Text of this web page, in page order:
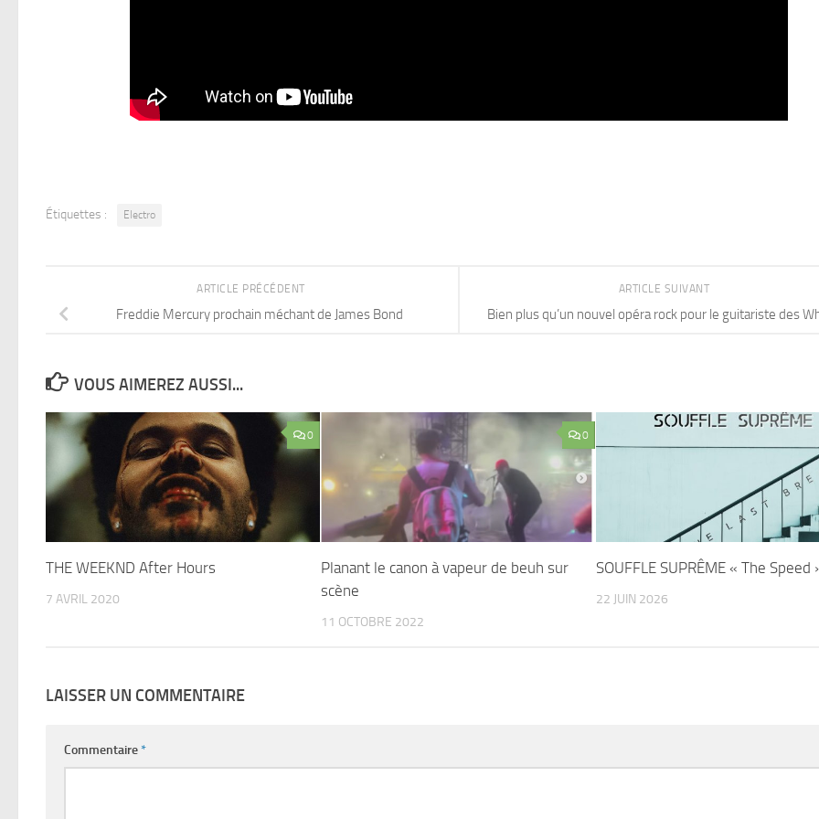
Étiquettes : Electro
ARTICLE SUIVANT
Bien plus qu’un nouvel opéra rock pour le guitariste des
ARTICLE PRÉCÉDENT
Freddie Mercury prochain méchant de James Bond
VOUS AIMEREZ AUSSI...
0
THE WEEKND After Hours
7 AVRIL 2020
0
Planant le canon à vapeur de beuh sur
scène
11 OCTOBRE 2022
SOUFFLE SUPRÊME « The Speed
22 JUIN 2026
LAISSER UN COMMENTAIRE
Commentaire*